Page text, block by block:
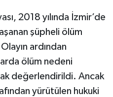
2018 yılında İzmir’de
şüpheli ölüm
ardından
ölüm nedeni
değerlendirildi. Ancak
yürütülen hukuki